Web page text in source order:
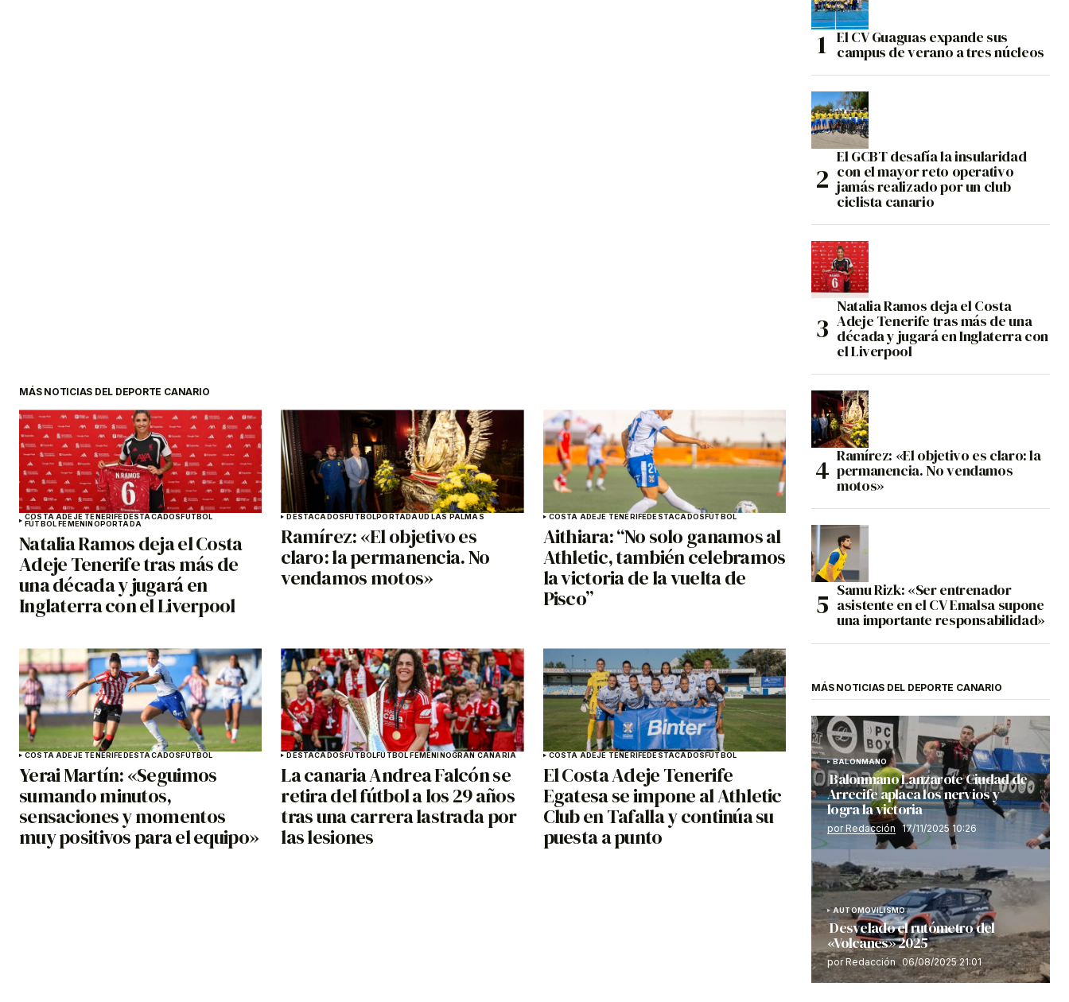
MÁS NOTICIAS DEL DEPORTE CANARIO
COSTA ADEJE TENERIFE DESTACADOS FÚTBOL
FÚTBOL FEMENINO PORTADA
Natalia Ramos deja el Costa
Adeje Tenerife tras más de
una década y jugará en
Inglaterra con el Liverpool
DESTACADOS FÚTBOLPORTADAUD LAS PALMAS
Ramírez: «El objetivo es
claro: la permanencia. No
vendamos motos»
COSTA ADEJE TENERIFEDESTACADOS FÚTBOL
Aithiara: “No solo ganamos al
Athletic, también celebramos
la victoria de la vuelta de
Pisco”
COSTA ADEJE TENERIFE DESTACADOS FÚTBOL
Yerai Martín: «Seguimos
sumando minutos,
sensaciones y momentos
muy positivos para el equipo»
DESTACADOS FÚTBOLFÚTBOL FEMENINOGRAN CANARIA
La canaria Andrea Falcón se
retira del fútbol a los 29 años
tras una carrera lastrada por
las lesiones
COSTA ADEJE TENERIFEDESTACADOS FÚTBOL
El Costa Adeje Tenerife
Egatesa se impone al Athletic
Club en Tafalla y continúa su
puesta a punto
El CV Guaguas expande sus
campus de verano a tres núcleos
El GCBT desafía la insularidad
con el mayor reto operativo
jamás realizado por un club
ciclista canario
Natalia Ramos deja el Costa
Adeje Tenerife tras más de una
década y jugará en Inglaterra con
el Liverpool
Ramírez: «El objetivo es claro: la
permanencia. No vendamos
motos»
Samu Rizk: «Ser entrenador
asistente en el CV Emalsa supone
una importante responsabilidad»
MÁS NOTICIAS DEL DEPORTE CANARIO
BALONMANO
Balonmano Lanzarote Ciudad de
Arrecife aplaca los nervios y
logra la victoria
por Redacción 17/11/2025 10:26
AUTOMOVILISMO
Desvelado el rutómetro del
«Volcanes» 2025
por Redacción 06/08/2025 21:01